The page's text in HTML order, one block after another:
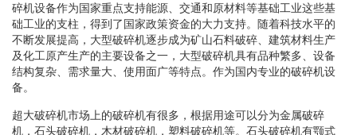
碎机设备作为国家重点支持能源、交通和原材料等基础工业这些基
础工业的支柱，得到了国家政策资金的大力支持。随着科技水平的
不断发展提高，大型破碎机逐步成为矿山石料破碎、建筑材料生产
及化工原产生产的主要设备之一，大型破碎机具有品种繁多、设备
结构复杂、需求量大、使用面广等特点。作为国内专业的破碎机设
备。
超大破碎机市场上的破碎机有很多，根据用途可以分为金属破碎
机，石头破碎机，木材破碎机，塑料破碎机等。石头破碎机有颚式